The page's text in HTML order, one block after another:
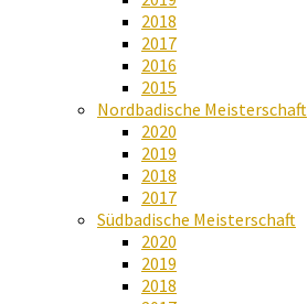
2018
2017
2016
2015
Nordbadische Meisterschaft
2020
2019
2018
2017
Südbadische Meisterschaft
2020
2019
2018